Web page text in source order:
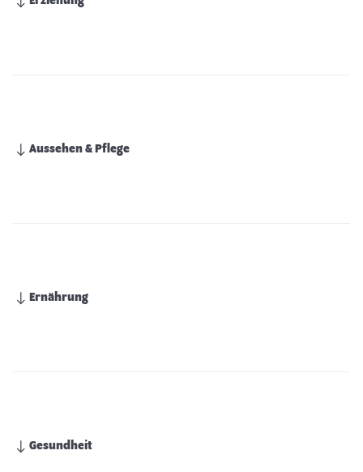
Aussehen & Pflege
Ernährung
Gesundheit